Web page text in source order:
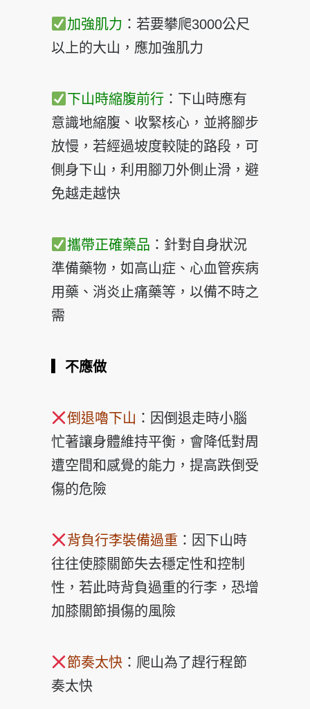
加強肌力 ：若要攀爬3000公尺
以上的大山，應加強肌力
下山時縮腹前行 ：下山時應有
意識地縮腹、收緊核心，並將腳步
放慢，若經過坡度較陡的路段，可
側身下山，利用腳刀外側止滑，避
免越走越快
攜帶正確藥品 ：針對自身狀況
準備藥物，如高山症、心血管疾病
用藥、消炎止痛藥等，以備不時之
需
▎不應做
倒退嚕下山 ：因倒退走時小腦
忙著讓身體維持平衡，會降低對周
遭空間和感覺的能力，提高跌倒受
傷的危險
背負行李裝備過重 ：因下山時
往往使膝關節失去穩定性和控制
性，若此時背負過重的行李，恐增
加膝關節損傷的風險
節奏太快：爬山為了趕行程節
奏太快